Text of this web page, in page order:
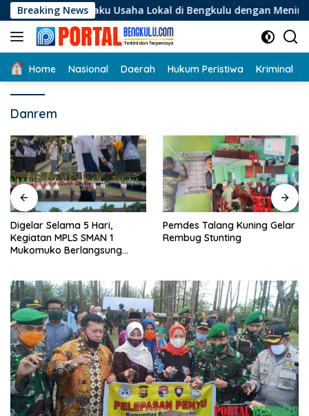
Langsung
ke
konten
Breaking News
Pelaku Usaha Lokal di Bengkulu dengan Meningkatkan
Home Nasional Daerah Hukum Peristiwa Kriminal
Danrem
Digelar Selama 5 Hari,
Kegiatan MPLS SMAN 1
Mukomuko Berlangsung
Pemdes Talang Kuning Gelar
Rembug Stunting